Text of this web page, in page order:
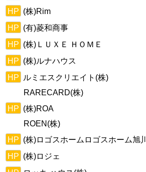
HP (株)Rim
HP (有)菱和商事
HP (株)ＬＵＸＥ ＨＯＭＥ
HP (株)ルナハウス
HP ルミエスクリエイト(株)
RARECARD(株)
HP (株)ROA
ROEN(株)
HP (株)ロゴスホームロゴスホーム旭川
HP (株)ロジェ